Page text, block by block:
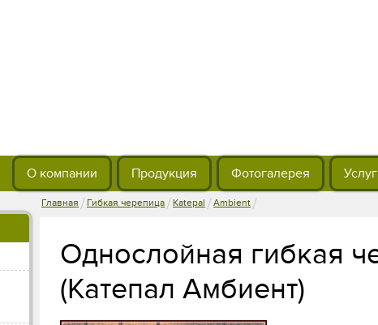
О компании Продукция Фотогалерея
Главная / Гибкая черепица/ Katepal / Ambient/
Однослойная гибкая
(Катепал Амбиент)